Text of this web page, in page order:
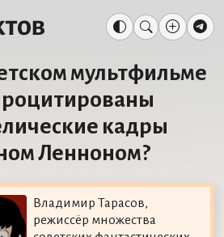
мультфильме
кадры
Ленноном?
Владимир Тарасов,
режиссёр множества